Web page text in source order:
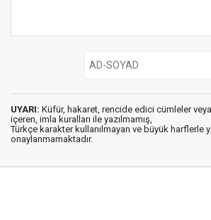
UYARI: Küfür, hakaret, rencide edici cümleler
içeren, imla kuralları ile yazılmamış,
Türkçe karakter kullanılmayan ve büyük harflerle
onaylanmamaktadır.